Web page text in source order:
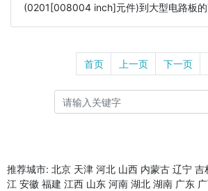
(0201[008004 inch]元件)到大型电路板的
首页 上一页 下一页
推荐城市: 北京 天津 河北 山西 内蒙古 辽宁 吉
江 安徽 福建 江西 山东 河南 湖北 湖南 广东